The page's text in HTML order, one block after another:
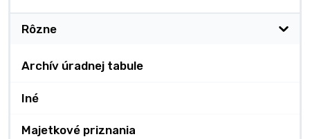
Rôzne
Archív úradnej tabule
Iné
Majetkové priznania